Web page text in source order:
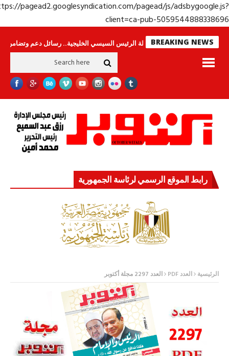
https://pagead2.googlesyndication.com/pagead/js/
client=ca-pub-
BREAKING NEWS
لا ينامون جولة الرئيس السيسي الخليجية.. رسائل دعم وتضامن للأشقاء
رابط الموقع الرسمي لرئاسة الجمهورية
الرئيسية العدد PDF العدد 2297 مجلة أكتوبر